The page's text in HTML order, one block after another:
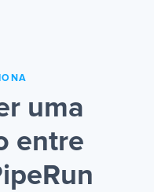
uma
entre